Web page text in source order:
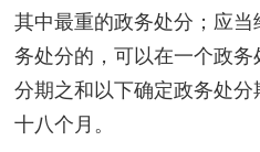
其中最重的政务处分；应
务处分的，可以在一个政
分期之和以下确定政务处
十八个月。